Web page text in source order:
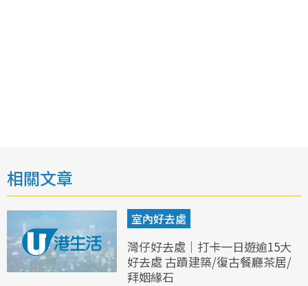
相關文章
室內好去處
灣仔好去處｜打卡一日遊逾15大
好去處 古蹟建築/復古餐廳茶居/
拜姻緣石